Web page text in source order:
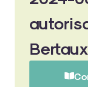
Bertaux